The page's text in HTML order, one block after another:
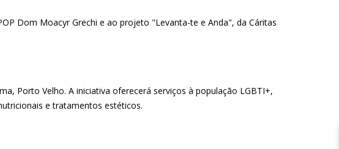
Dom Moacyr Grechi e ao projeto "Levanta-te e Anda", da Cáritas
Porto Velho. A iniciativa oferecerá serviços à população LGBTI+,
e tratamentos estéticos.